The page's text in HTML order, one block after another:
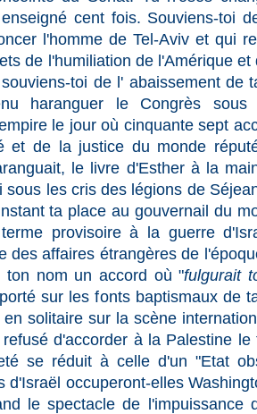
cent fois. Souviens-toi
l'homme de Tel-Aviv et qui
de l'humiliation de l'Amérique
toi de l' abaissement de
haranguer le Congrès sous
le jour où cinquante sept
et de la justice du monde
le livre d'Esther à la
sous les cris des légions de
ta place au gouvernail du
provisoire à la guerre
des affaires étrangères de
ton nom un accord où "fulgurait
sur les fonts baptismaux de
solitaire sur la scène
d'accorder à la Palestine
se réduit à celle d'un "Etat
d'Israël occuperont-elles
le spectacle de l'impuissance